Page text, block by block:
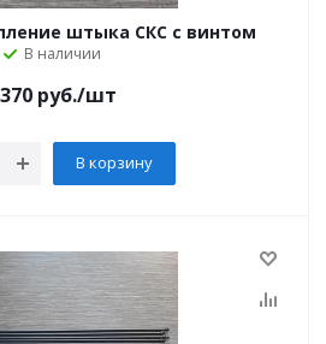
штыка СКС с винтом
В наличии
370руб./шт
В корзину